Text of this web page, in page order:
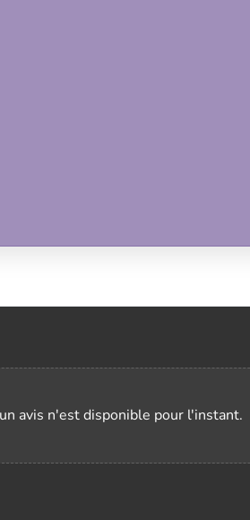
avis n'est disponible pour l'instant.